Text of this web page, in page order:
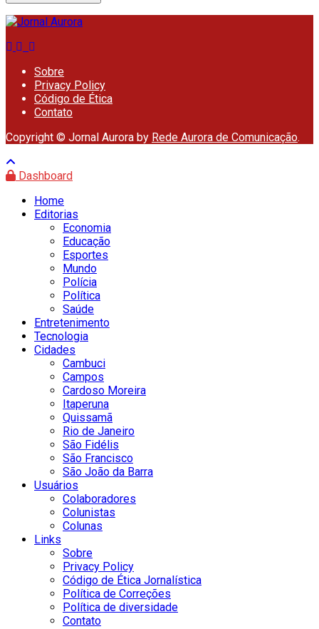
Sobre
Privacy Policy
Código de Ética
Contato
Copyright © Jornal Aurora by Rede Aurora de Comunicação.
Dashboard
Home
Editorias
Economia
Educação
Esportes
Mundo
Polícia
Política
Saúde
Entretenimento
Tecnologia
Cidades
Cambuci
Campos
Cardoso Moreira
Itaperuna
Quissamã
Rio de Janeiro
São Fidélis
São Francisco
São João da Barra
Usuários
Colaboradores
Colunistas
Colunas
Links
Sobre
Privacy Policy
Código de Ética Jornalística
Política de Correções
Política de diversidade
Contato